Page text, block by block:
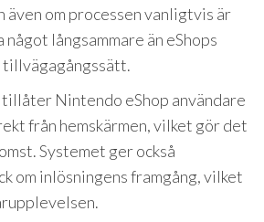
även om processen vanligtvis är
något långsammare än eShops
Nintendo eShop användare
från hemskärmen, vilket gör det
Systemet ger också
om inlösningens framgång, vilket